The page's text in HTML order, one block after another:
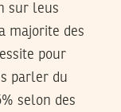
sur leus
majorite des
pour
parler du
selon des